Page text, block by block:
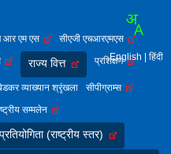
आर एम एस
सीएजी एचआरएमएस
राज्य वित्त प्रशिक्षण
व्याख्यान श्रृंखला
सीपीग्राम्स
सम्मलेन
(राष्ट्रीय स्तर)
English | हिंदी